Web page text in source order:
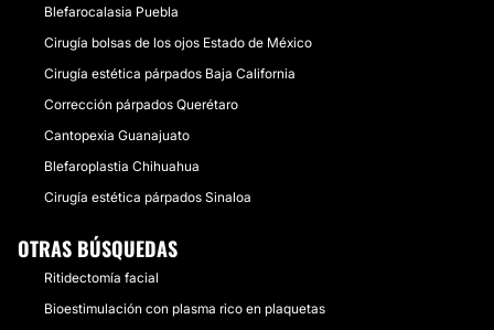
Blefarocalasia Puebla
Cirugía bolsas de los ojos Estado de México
Cirugía estética párpados Baja California
Corrección párpados Querétaro
Cantopexia Guanajuato
Blefaroplastia Chihuahua
Cirugía estética párpados Sinaloa
OTRAS BÚSQUEDAS
Ritidectomía facial
Bioestimulación con plasma rico en plaquetas